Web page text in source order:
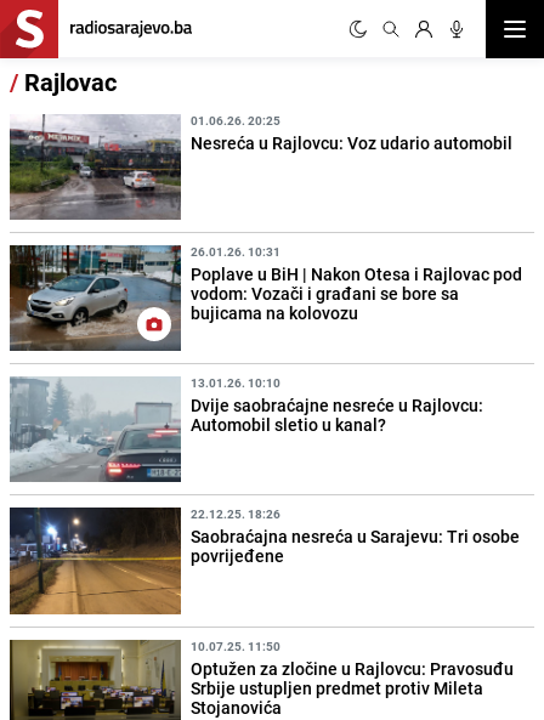
/ Rajlovac
01.06.26. 20:25
Nesreća u Rajlovcu: Voz udario automobil
26.01.26. 10:31
Poplave u BiH | Nakon Otesa i Rajlovac pod
vodom: Vozači i građani se bore sa
bujicama na kolovozu
13.01.26. 10:10
Dvije saobraćajne nesreće u Rajlovcu:
Automobil sletio u kanal?
22.12.25. 18:26
Saobraćajna nesreća u Sarajevu: Tri osobe
povrijeđene
10.07.25. 11:50
Optužen za zločine u Rajlovcu: Pravosuđu
Srbije ustupljen predmet protiv Mileta
Stojanovića